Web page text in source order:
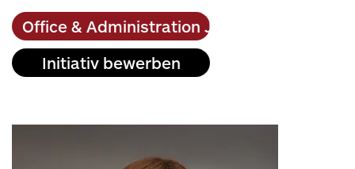
Office & Administration Jobs
Initiativ bewerben